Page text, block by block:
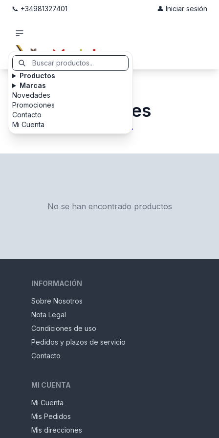
📞 +34981327401 👤 Iniciar sesión
Productos
Marcas
Novedades
Promociones
Contacto
Mi Cuenta
Perfumes
No se han encontrado productos
INFORMACIÓN
Sobre Nosotros
Nota Legal
Condiciones de uso
Pedidos y plazos de servicio
Contacto
MI CUENTA
Mi Cuenta
Mis Pedidos
Mis direcciones